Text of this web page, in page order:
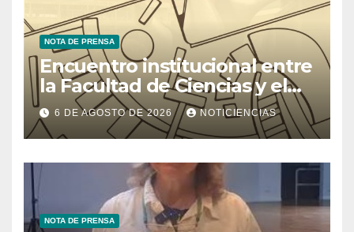
NOTA DE PRENSA
Encuentro institucional entre
la Facultad de Ciencias y el
Ministerio de Ciencia y
Tecnología
6 DE AGOSTO DE 2026 NOTICIENCIAS
NOTA DE PRENSA